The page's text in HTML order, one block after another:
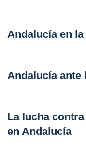
Andalucía en
Andalucía
La lucha
en Andalucía